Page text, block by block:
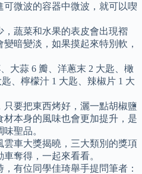
微波的容器中微波，就可以喫
，蔬菜和水果的表皮會出現褶
暗變淡，如果摸起來特別軟，
大蒜 6 瓣、洋蔥末 2 大匙、橄
、檸檬汁 1 大匙、辣椒片 1 大
要把東西烤好，灑一點胡椒鹽
材本身的風味也會更加提升，是
聖品。
雲車大獎揭曉，三大類別的獎項
奪得，一起來看看。
有位同學佳琦舉手提問筆者：